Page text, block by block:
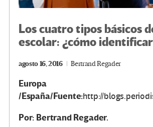
Los cuatro tipos básicos
escolar: ¿cómo
agosto 16, 2016 Bertrand Regader
Europa
/España/Fuente:http://
Por: Bertrand Regader.